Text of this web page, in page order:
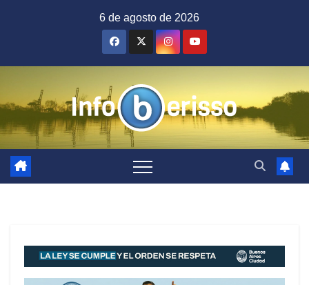
6 de agosto de 2026